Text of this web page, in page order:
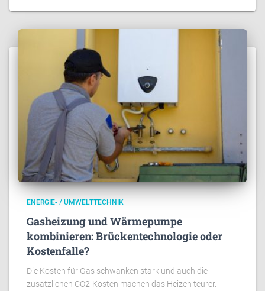
ENERGIE- / UMWELTTECHNIK
Gasheizung und Wärmepumpe
kombinieren: Brückentechnologie oder
Kostenfalle?
Die Kosten für Gas schwanken stark und auch die
zusätzlichen CO2-Kosten machen das Heizen teurer.